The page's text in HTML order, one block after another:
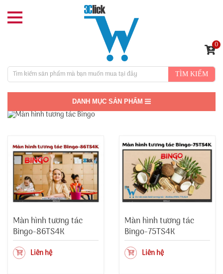
TÌM KIẾM
0
DANH MỤC SẢN PHẨM
Màn hình tương tác
Bingo-86TS4K
Liên hệ
Màn hình tương tác
Bingo-75TS4K
Liên hệ